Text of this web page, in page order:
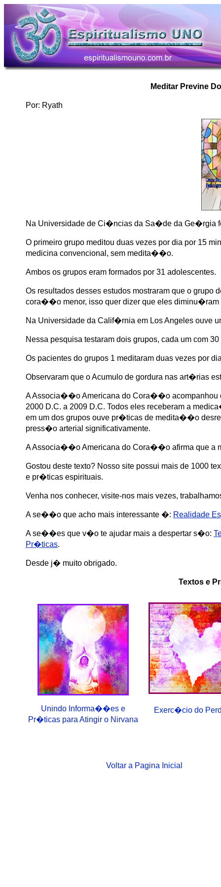
Meditar Previne
Por: Ryath
Na Universidade de Ci�ncias da Sa�de da Ge�rgia
O primeiro grupo meditou duas vezes por dia por 15
medicina convencional, sem medita��o.
Ambos os grupos eram formados por 31 adolescentes.
Os resultados desses estudos mostraram que o
cora��o menor, isso quer dizer que eles
Na Universidade da Calif�rnia em Los Angeles
Nessa pesquisa testaram dois grupos, cada um com
Os pacientes do grupos 1 meditaram duas vezes por
Observaram que o Acumulo de gordura nas art�rias
A Associa��o Americana do Cora��o acompanhou
2000 D.C. a 2009 D.C. Todos eles receberam a
em um dos grupos ouve pr�ticas de medita��o
press�o arterial significativamente.
A Associa��o Americana do Cora��o afirma que a
Gostou deste texto? Nosso site possui mais de 1000
e pr�ticas espirituais.
Venha nos conhecer, visite-nos mais vezes,
A se��o que acho mais interessante �: Realidade
A se��es que v�o te ajudar mais a despertar s�o:
Pr�ticas.
Desde j� muito obrigado.
Textos e
Unindo Informa��es e
Pr�ticas para Atingir o Nirvana
Exerc�cio do
Voltar a Pagina Inicial